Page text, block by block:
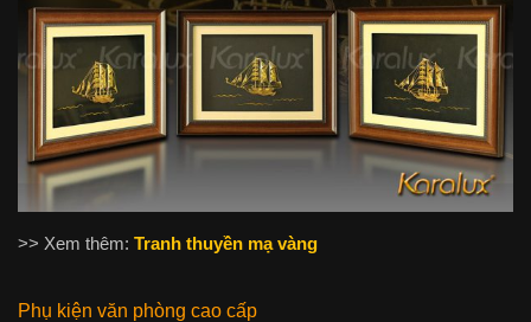
>> Xem thêm: Tranh thuyền mạ vàng
Phụ kiện văn phòng cao cấp